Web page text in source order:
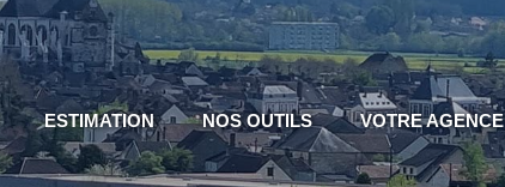
ESTIMATION NOS OUTILS VOTRE AGENCE